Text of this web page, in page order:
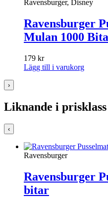
Ravensburger, Disney
Ravensburger
Mulan 1000
179 kr
Lägg till i varukorg
›
Liknande i prisklass
‹
Ravensburger
Ravensburger
bitar